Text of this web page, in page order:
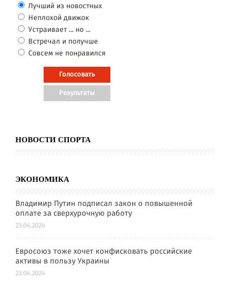
Лучший из новостных
Неплохой движок
Устраивает ... но ...
Встречал и получше
Совсем не понравился
НОВОСТИ СПОРТА
ЭКОНОМИКА
Владимир Путин подписал закон о повышенной
оплате за сверхурочную работу
23.04.2024
Евросоюз тоже хочет конфисковать российские
активы в пользу Украины
23.04.2024